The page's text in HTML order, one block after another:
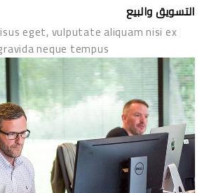
التسويق والبيع
eget, vulputate aliquam nisi ex
neque tempus.